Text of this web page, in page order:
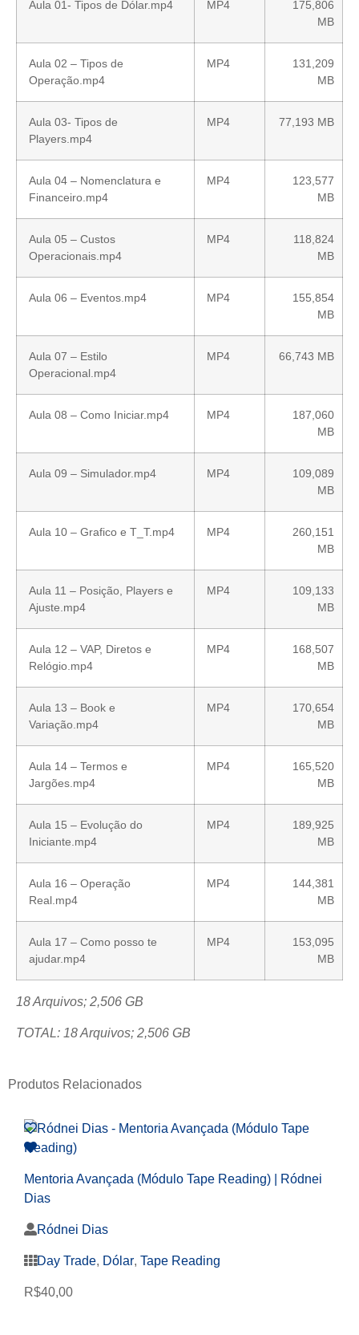
Aula 01- Tipos de Dólar.mp4 MP4
175,806
MB
Aula 02 – Tipos de
Operação.mp4
MP4
131,209
MB
Aula 03- Tipos de
Players.mp4
MP4 77,193 MB
Aula 04 – Nomenclatura e
Financeiro.mp4
MP4
123,577
MB
Aula 05 – Custos
Operacionais.mp4
MP4
118,824
MB
Aula 06 – Eventos.mp4 MP4
155,854
MB
Aula 07 – Estilo
Operacional.mp4
MP4 66,743 MB
Aula 08 – Como Iniciar.mp4 MP4
187,060
MB
Aula 09 – Simulador.mp4 MP4
109,089
MB
Aula 10 – Grafico e T_T.mp4 MP4
260,151
MB
Aula 11 – Posição, Players e
Ajuste.mp4
MP4
109,133
MB
Aula 12 – VAP, Diretos e
Relógio.mp4
MP4
168,507
MB
Aula 13 – Book e
Variação.mp4
MP4
170,654
MB
Aula 14 – Termos e
Jargões.mp4
MP4
165,520
MB
Aula 15 – Evolução do
Iniciante.mp4
MP4
189,925
MB
Aula 16 – Operação
Real.mp4
MP4
144,381
MB
Aula 17 – Como posso te
ajudar.mp4
MP4
153,095
MB
18 Arquivos; 2,506 GB
TOTAL: 18 Arquivos; 2,506 GB
Produtos Relacionados
Mentoria Avançada (Módulo Tape Reading) | Ródnei
Dias
Ródnei Dias
Day Trade, Dólar, Tape Reading
R$40,00